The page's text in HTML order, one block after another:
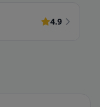
4.9